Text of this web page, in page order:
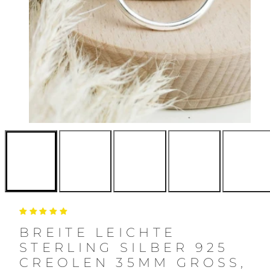
BREITE LEICHTE
STERLING SILBER 925
CREOLEN 35MM GROSS,